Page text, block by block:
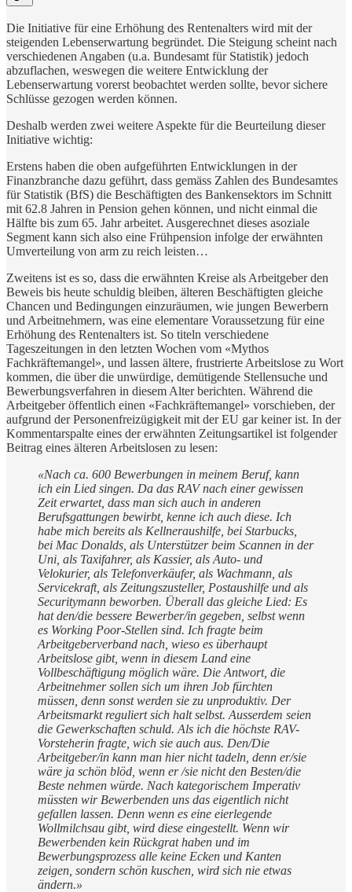
Die Initiative für eine Erhöhung des Rentenalters wird mit der
steigenden Lebenserwartung begründet. Die Steigung scheint nach
verschiedenen Angaben (u.a. Bundesamt für Statistik) jedoch
abzuflachen, weswegen die weitere Entwicklung der
Lebenserwartung vorerst beobachtet werden sollte, bevor sichere
Schlüsse gezogen werden können.
Deshalb werden zwei weitere Aspekte für die Beurteilung dieser
Initiative wichtig:
Erstens haben die oben aufgeführten Entwicklungen in der
Finanzbranche dazu geführt, dass gemäss Zahlen des Bundesamtes
für Statistik (BfS) die Beschäftigten des Bankensektors im Schnitt
mit 62.8 Jahren in Pension gehen können, und nicht einmal die
Hälfte bis zum 65. Jahr arbeitet. Ausgerechnet dieses asoziale
Segment kann sich also eine Frühpension infolge der erwähnten
Umverteilung von arm zu reich leisten…
Zweitens ist es so, dass die erwähnten Kreise als Arbeitgeber den
Beweis bis heute schuldig bleiben, älteren Beschäftigten gleiche
Chancen und Bedingungen einzuräumen, wie jungen Bewerbern
und Arbeitnehmern, was eine elementare Voraussetzung für eine
Erhöhung des Rentenalters ist. So titeln verschiedene
Tageszeitungen in den letzten Wochen vom «Mythos
Fachkräftemangel», und lassen ältere, frustrierte Arbeitslose zu Wort
kommen, die über die unwürdige, demütigende Stellensuche und
Bewerbungsverfahren in diesem Alter berichten. Während die
Arbeitgeber öffentlich einen «Fachkräftemangel» vorschieben, der
aufgrund der Personenfreizügigkeit mit der EU gar keiner ist. In der
Kommentarspalte eines der erwähnten Zeitungsartikel ist folgender
Beitrag eines älteren Arbeitslosen zu lesen:
«Nach ca. 600 Bewerbungen in meinem Beruf, kann
ich ein Lied singen. Da das RAV nach einer gewissen
Zeit erwartet, dass man sich auch in anderen
Berufsgattungen bewirbt, kenne ich auch diese. Ich
habe mich bereits als Kellneraushilfe, bei Starbucks,
bei Mac Donalds, als Unterstützer beim Scannen in der
Uni, als Taxifahrer, als Kassier, als Auto- und
Velokurier, als Telefonverkäufer, als Wachmann, als
Servicekraft, als Zeitungszusteller, Postaushilfe und als
Securitymann beworben. Überall das gleiche Lied: Es
hat den/die bessere Bewerber/in gegeben, selbst wenn
es Working Poor-Stellen sind. Ich fragte beim
Arbeitgeberverband nach, wieso es überhaupt
Arbeitslose gibt, wenn in diesem Land eine
Vollbeschäftigung möglich wäre. Die Antwort, die
Arbeitnehmer sollen sich um ihren Job fürchten
müssen, denn sonst werden sie zu unproduktiv. Der
Arbeitsmarkt reguliert sich halt selbst. Ausserdem seien
die Gewerkschaften schuld. Als ich die höchste RAV-
Vorsteherin fragte, wich sie auch aus. Den/Die
Arbeitgeber/in kann man hier nicht tadeln, denn er/sie
wäre ja schön blöd, wenn er /sie nicht den Besten/die
Beste nehmen würde. Nach kategorischem Imperativ
müssten wir Bewerbenden uns das eigentlich nicht
gefallen lassen. Denn wenn es eine eierlegende
Wollmilchsau gibt, wird diese eingestellt. Wenn wir
Bewerbenden kein Rückgrat haben und im
Bewerbungsprozess alle keine Ecken und Kanten
zeigen, sondern schön kuschen, wird sich nie etwas
ändern.»